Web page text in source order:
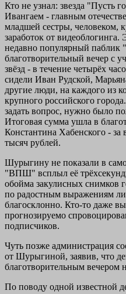
Кто не узнал: звезда "Пусть
Ивангаем - главным
младшей сестры,
заработок от видеоблогинга.
недавно популярный
благотворительный вечер с
звёзд - в течение четырёх
сидели Иван Рудской,
другие люди, на каждого из
крупного российского
задать вопрос, нужно было
Итоговая сумма ушла в
Константина Хабенского - за
тысяч рублей.
Шурыгину не показали в
"ВПШ" всплыл её
обойма закулисных снимков
по радостным выражениям
благосклонно. Кто-то даже
прогнозируемо
подписчиков.
Чуть позже администрация
от Шурыгиной, заявив, что
благотворительным вечером
По поводу одной известной